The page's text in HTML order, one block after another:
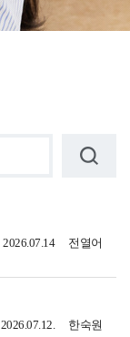
전열어
2026.07.14
한숙원
2026.07.12.